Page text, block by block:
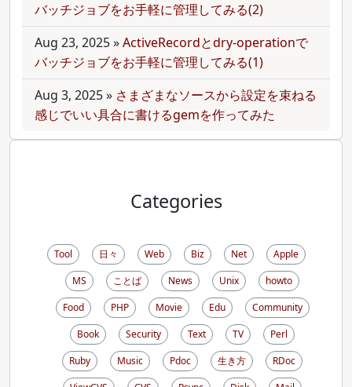
バッチジョブをお手軽に管理してみる(2)
Aug 23, 2025»ActiveRecordとdry-operationで
バッチジョブをお手軽に管理してみる(1)
Aug 3, 2025» さまざまなソースから設定を束ねる
感じでいい具合に書けるgemを作ってみた
Categories
Tool 日々 Web Biz Net
Apple
MS
ことば News Unix
howto
Food
PHP Movie Edu
Community
Book
Security Text TV
Perl
Ruby
Music Pdoc 生き方
RDoc